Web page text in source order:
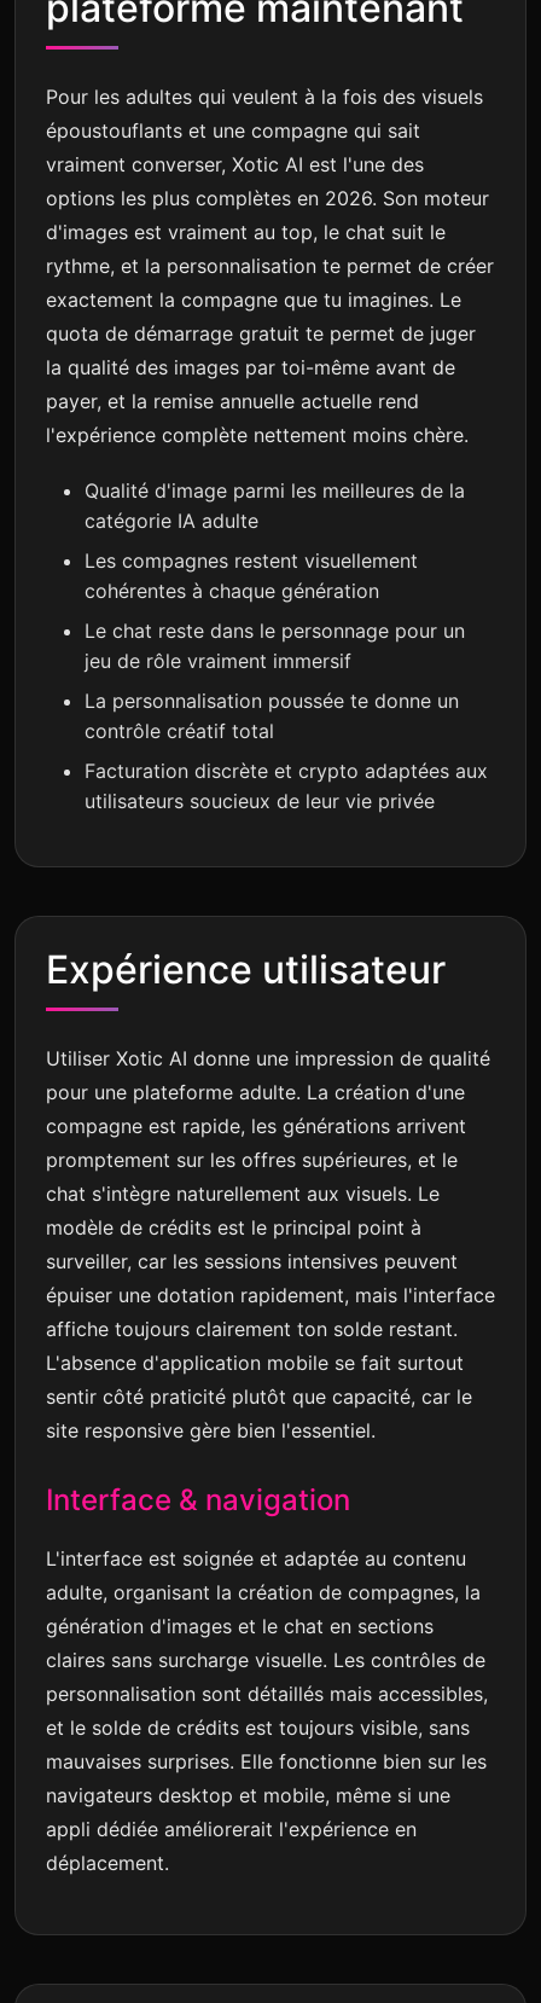
Pour les adultes qui veulent à la fois des visuels
époustouflants et une compagne qui sait
vraiment converser, Xotic AI est l'une des
options les plus complètes en 2026. Son moteur
d'images est vraiment au top, le chat suit le
rythme, et la personnalisation te permet de créer
exactement la compagne que tu imagines. Le
quota de démarrage gratuit te permet de juger
la qualité des images par toi-même avant de
payer, et la remise annuelle actuelle rend
l'expérience complète nettement moins chère.
Qualité d'image parmi les meilleures de la
catégorie IA adulte
Les compagnes restent visuellement
cohérentes à chaque génération
Le chat reste dans le personnage pour un
jeu de rôle vraiment immersif
La personnalisation poussée te donne un
contrôle créatif total
Facturation discrète et crypto adaptées aux
utilisateurs soucieux de leur vie privée
Expérience utilisateur
Utiliser Xotic AI donne une impression de qualité
pour une plateforme adulte. La création d'une
compagne est rapide, les générations arrivent
promptement sur les offres supérieures, et le
chat s'intègre naturellement aux visuels. Le
modèle de crédits est le principal point à
surveiller, car les sessions intensives peuvent
épuiser une dotation rapidement, mais l'interface
affiche toujours clairement ton solde restant.
L'absence d'application mobile se fait surtout
sentir côté praticité plutôt que capacité, car le
site responsive gère bien l'essentiel.
Interface & navigation
L'interface est soignée et adaptée au contenu
adulte, organisant la création de compagnes, la
génération d'images et le chat en sections
claires sans surcharge visuelle. Les contrôles de
personnalisation sont détaillés mais accessibles,
et le solde de crédits est toujours visible, sans
mauvaises surprises. Elle fonctionne bien sur les
navigateurs desktop et mobile, même si une
appli dédiée améliorerait l'expérience en
déplacement.